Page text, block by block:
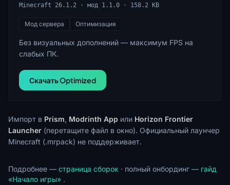
Minecraft 26.1.2 · мод 1.1.0 · 158.2 KB
Мод сервера Оптимизация
Без визуальных дополнений — максимум FPS на
слабых ПК.
Скачать Optimized
Импорт в Prism, Modrinth App или Horizon Frontier
Launcher (перетащите файл в окно). Официальный лаунчер
Minecraft (.mrpack) не поддерживает.
Подробнее — страница сборок · полный онбординг — гайд
«Начало игры» .